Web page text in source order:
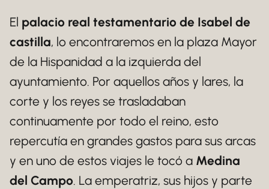
El palacio real testamentario de Isabel de
castilla, lo encontraremos en la plaza Mayor
de la Hispanidad a la izquierda del
ayuntamiento. Por aquellos años y lares, la
corte y los reyes se trasladaban
continuamente por todo el reino, esto
repercutía en grandes gastos para sus arcas
y en uno de estos viajes le tocó a Medina
del Campo. La emperatriz, sus hijos y parte